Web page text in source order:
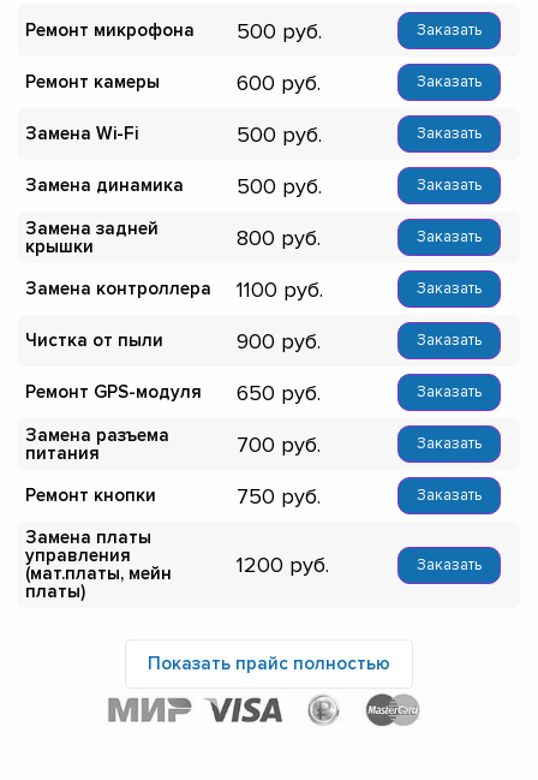
Ремонт микрофона 500 Заказать
Ремонт камеры 600 Заказать
Замена Wi-Fi 500 Заказать
Замена динамика 500 Заказать
Замена задней
крышки
800 Заказать
Замена контроллера 1100 Заказать
Чистка от пыли 900 Заказать
Ремонт GPS-модуля 650 Заказать
Замена разъема
питания
700 Заказать
Ремонт кнопки 750 Заказать
Замена платы
управления
(мат.платы, мейн
платы)
1200 Заказать
Показать прайс полностью